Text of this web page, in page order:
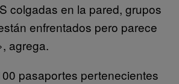
colgadas en la pared, grupos
enfrentados pero parece
agrega.
pasaportes pertenecientes